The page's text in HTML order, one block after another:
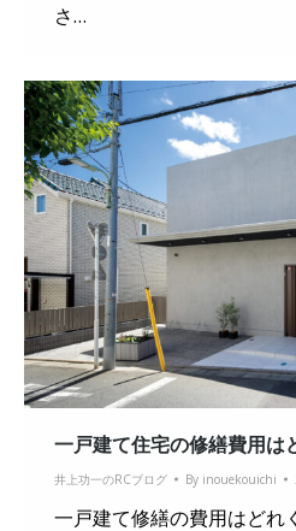
さ…
一戸建て住宅の修繕費用は
井上功一のRCブログ By inouekouichi
一戸建て修繕の費用はどれ